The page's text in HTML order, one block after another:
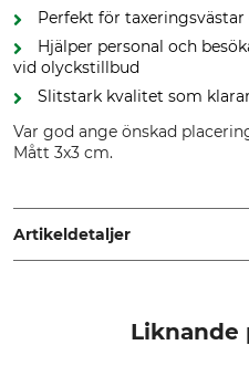
Perfekt för
Hjälper personal och
vid olyckstillbud
Slitstark kvalitet som
Var god ange önskad
Mått 3x3 cm.
Artikeldetaljer